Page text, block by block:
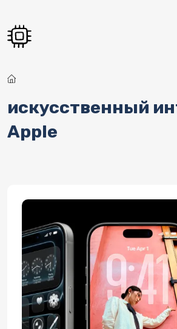
искусственный
Apple